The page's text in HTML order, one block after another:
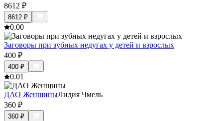
8612 ₽
8612 ₽
0.00
Заговоры при зубных недугах у детей и взрослых
400 ₽
400 ₽
0.01
ДАО ЖенщиныЛидия Чмель
360 ₽
360 ₽